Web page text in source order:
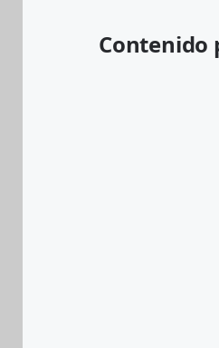
Contenido